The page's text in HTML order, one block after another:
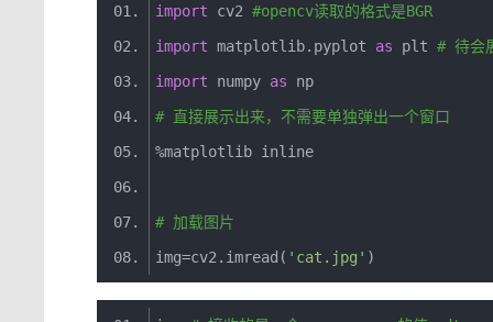
import cv2 #opencv读取的格式是BGR
import matplotlib. pyplot as plt # 待会
import numpy as np
# 直接展示出来，不需要单独弹出一个窗口
%matplotlib inline
# 加载图片
img=cv2 . imread ( 'cat.jpg' )